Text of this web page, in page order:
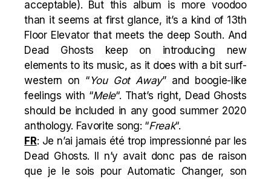
acceptable). But this album is more voodoo
than it seems at first glance, it’s a kind of 13th
Floor Elevator that meets the deep South. And
Dead Ghosts keep on introducing new
elements to its music, as it does with a bit surf-
western on “You Got Away” and boogie-like
feelings with “Mele“. That’s right, Dead Ghosts
should be included in any good summer 2020
anthology. Favorite song: “Freak“.
FR: Je n’ai jamais été trop impressionné par les
Dead Ghosts. Il n’y avait donc pas de raison
que je le sois pour Automatic Changer, son